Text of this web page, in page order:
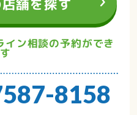
舗を探す
ン相談の予約ができ
8158